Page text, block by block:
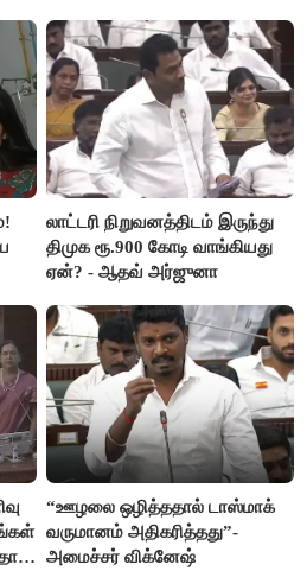
லாட்டரி நிறுவனத்திடம் இருந்து
திமுக ரூ.900 கோடி வாங்கியது
ஏன்? - ஆதவ் அர்ஜுனா
“ஊழலை ஒழித்ததால் டாஸ்மாக்
வருமானம் அதிகரித்தது”-
அமைச்சர் விக்னேஷ்